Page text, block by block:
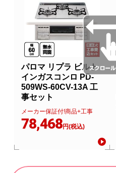
パロマ リプラ ビルト
インガスコンロ PD-
509WS-60CV-13A 工
事セット
メーカー保証付!商品+工事
78,468円(税込)